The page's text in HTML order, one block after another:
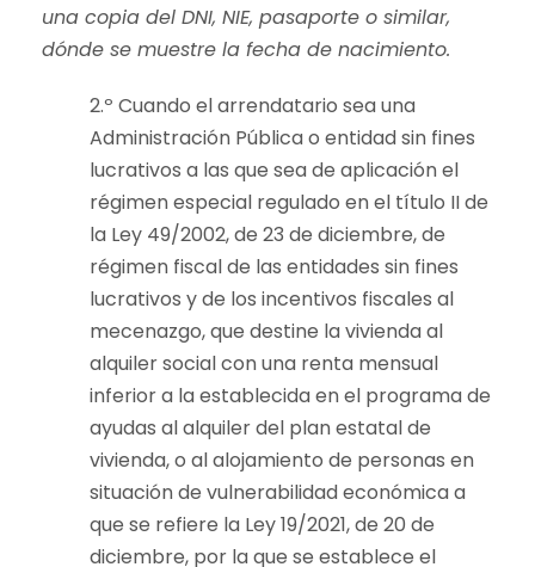
una copia del DNI, NIE, pasaporte o similar,
dónde se muestre la fecha de nacimiento.
2.º Cuando el arrendatario sea una
Administración Pública o entidad sin fines
lucrativos a las que sea de aplicación el
régimen especial regulado en el título II de
la Ley 49/2002, de 23 de diciembre, de
régimen fiscal de las entidades sin fines
lucrativos y de los incentivos fiscales al
mecenazgo, que destine la vivienda al
alquiler social con una renta mensual
inferior a la establecida en el programa de
ayudas al alquiler del plan estatal de
vivienda, o al alojamiento de personas en
situación de vulnerabilidad económica a
que se refiere la Ley 19/2021, de 20 de
diciembre, por la que se establece el